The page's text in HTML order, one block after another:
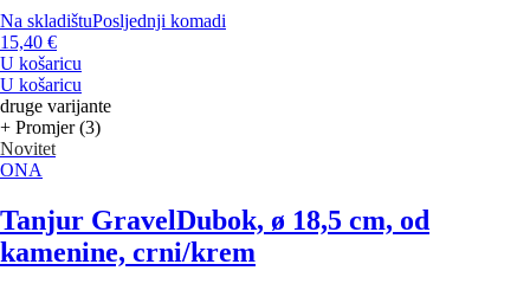
Na skladištuPosljednji komadi
15,40 €
U košaricu
U košaricu
druge varijante
+ Promjer (3)
Novitet
ONA
Tanjur GravelDubok, ø 18,5 cm, od
kamenine, crni/krem